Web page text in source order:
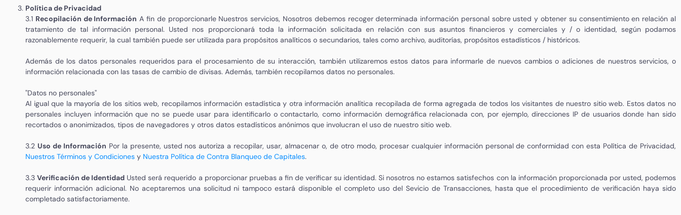
Política de Privacidad
3.1 Recopilación de Información A fin de proporcionarle Nuestros servicios, Nosotros debemos recoger determinada información personal sobre usted y obtener su consentimiento en relación al
tratamiento de tal información personal. Usted nos proporcionará toda la información solicitada en relación con sus asuntos financieros y comerciales y / o identidad, según podamos
razonablemente requerir, la cual también puede ser utilizada para propósitos analíticos o secundarios, tales como archivo, auditorías, propósitos estadísticos / históricos.
Además de los datos personales requeridos para el procesamiento de su interacción, también utilizaremos estos datos para informarle de nuevos cambios o adiciones de nuestros servicios, o
información relacionada con las tasas de cambio de divisas. Además, también recopilamos datos no personales.
"Datos no personales"
Al igual que la mayoría de los sitios web, recopilamos información estadística y otra información analítica recopilada de forma agregada de todos los visitantes de nuestro sitio web. Estos datos no
personales incluyen información que no se puede usar para identificarlo o contactarlo, como información demográfica relacionada con, por ejemplo, direcciones IP de usuarios donde han sido
recortados o anonimizados, tipos de navegadores y otros datos estadísticos anónimos que involucran el uso de nuestro sitio web.
3.2 Uso de Información Por la presente, usted nos autoriza a recopilar, usar, almacenar o, de otro modo, procesar cualquier información personal de conformidad con esta Política de Privacidad,
Nuestros Términos y Condiciones y Nuestra Política de Contra Blanqueo de Capitales.
3.3Verificación de Identidad Usted será requerido a proporcionar pruebas a fin de verificar su identidad. Si nosotros no estamos satisfechos con la información proporcionada por usted, podemos
requerir información adicional. No aceptaremos una solicitud ni tampoco estará disponible el completo uso del Sevicio de Transacciones, hasta que el procedimiento de verificación haya sido
completado satisfactoriamente.